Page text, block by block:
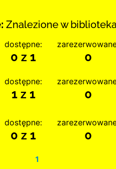
Znalezione w
dostępne:
0 z 1 0
dostępne:
1 z 1 0
dostępne:
0 z 1 0
1